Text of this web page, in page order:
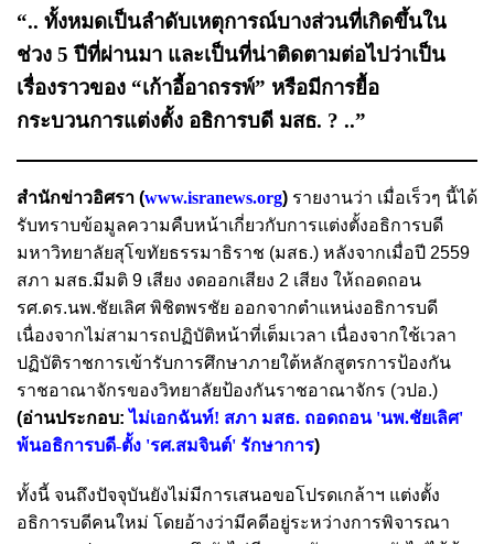
“.. ทั้งหมดเป็นลำดับเหตุการณ์บางส่วนที่เกิดขึ้นใน
ช่วง 5 ปีที่ผ่านมา และเป็นที่น่าติดตามต่อไปว่าเป็น
เรื่องราวของ “เก้าอี้อาถรรพ์” หรือมีการยื้อ
กระบวนการแต่งตั้ง อธิการบดี มสธ. ? ..”
สำนักข่าวอิศรา (www.isranews.org) รายงานว่า เมื่อเร็วๆ นี้ได้
รับทราบข้อมูลความคืบหน้าเกี่ยวกับการแต่งตั้งอธิการบดี
มหาวิทยาลัยสุโขทัยธรรมาธิราช (มสธ.) หลังจากเมื่อปี 2559
สภา มสธ.มีมติ 9 เสียง งดออกเสียง 2 เสียง ให้ถอดถอน
รศ.ดร.นพ.ชัยเลิศ พิชิตพรชัย ออกจากตำแหน่งอธิการบดี
เนื่องจากไม่สามารถปฏิบัติหน้าที่เต็มเวลา เนื่องจากใช้เวลา
ปฏิบัติราชการเข้ารับการศึกษาภายใต้หลักสูตรการป้องกัน
ราชอาณาจักรของวิทยาลัยป้องกันราชอาณาจักร (วปอ.)
(อ่านประกอบ:ไม่เอกฉันท์! สภา มสธ. ถอดถอน 'นพ.ชัยเลิศ'
พ้นอธิการบดี-ตั้ง 'รศ.สมจินต์' รักษาการ)
ทั้งนี้ จนถึงปัจจุบันยังไม่มีการเสนอขอโปรดเกล้าฯ แต่งตั้ง
อธิการบดีคนใหม่ โดยอ้างว่ามีคดีอยู่ระหว่างการพิจารณา